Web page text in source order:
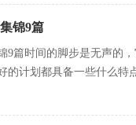
锦9篇
9篇时间的脚步是无声的
的计划都具备一些什么特